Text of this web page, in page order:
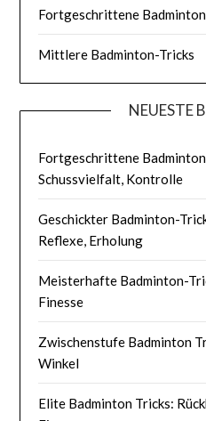
Fortgeschrittene
Mittlere Badminton-Tricks
NEUESTE
Fortgeschrittene
Schussvielfalt, Kontrolle
Geschickter Badminton-
Reflexe, Erholung
Meisterhafte Badminton-
Finesse
Zwischenstufe Badminton
Winkel
Elite Badminton Tricks: